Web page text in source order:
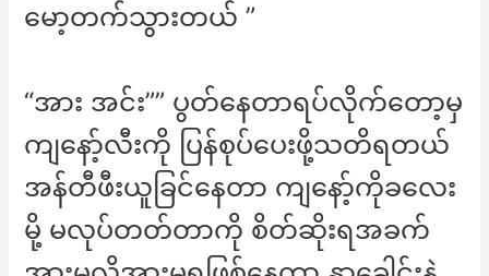
မော့တက်သွားတယ် ”
“အား အင်း”” ပွတ်နေတာရပ်လိုက်တော့မှ
ကျနော့်လီးကို ပြန်စုပ်ပေးဖို့သတိရတယ်
အန်တီဖီးယူခြင်နေတာ ကျနော့်ကိုခလေး
မို့ မလုပ်တတ်တာကို စိတ်ဆိုးရအခက်